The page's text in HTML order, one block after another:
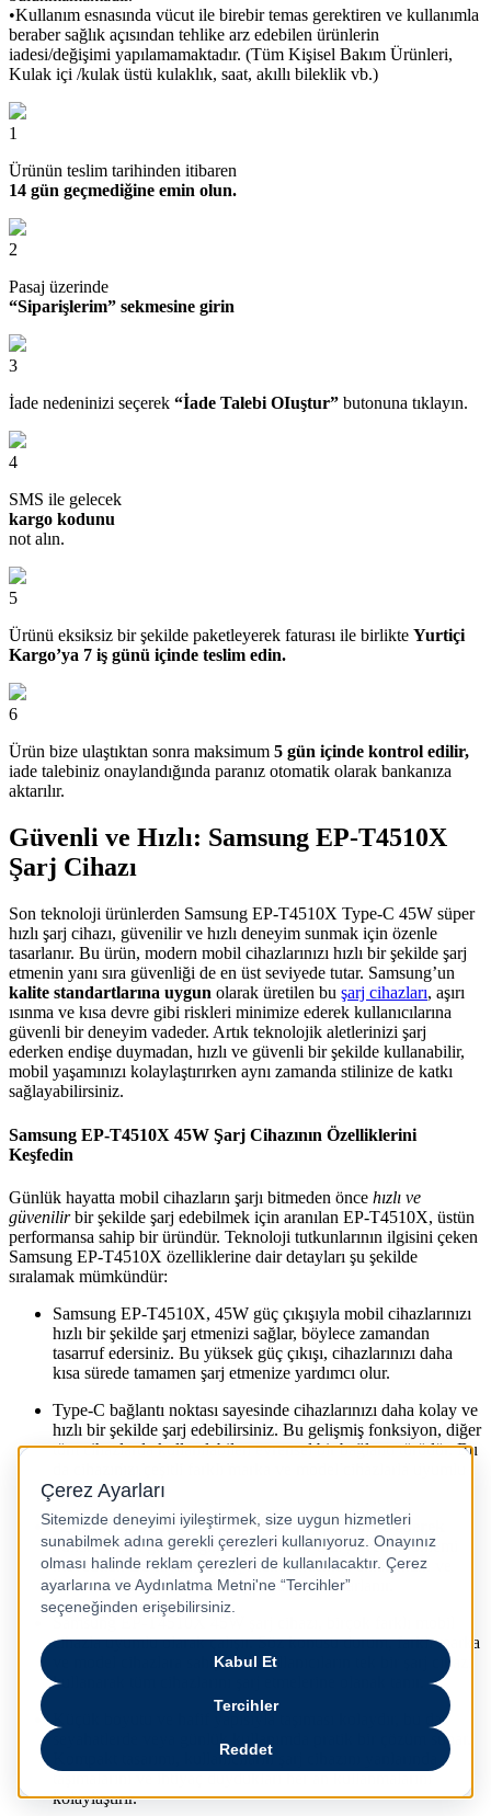
•Kullanım esnasında vücut ile birebir temas gerektiren ve kullanımla
beraber sağlık açısından tehlike arz edebilen ürünlerin
iadesi/değişimi yapılamamaktadır. (Tüm Kişisel Bakım Ürünleri,
Kulak içi /kulak üstü kulaklık, saat, akıllı bileklik vb.)
1
Ürünün teslim tarihinden itibaren
14 gün geçmediğine emin olun.
2
Pasaj üzerinde
“Siparişlerim” sekmesine girin
3
İade nedeninizi seçerek “İade Talebi OIuştur” butonuna tıklayın.
4
SMS ile gelecek
kargo kodunu
not alın.
5
Ürünü eksiksiz bir şekilde paketleyerek faturası ile birlikte Yurtiçi
Kargo’ya 7 iş günü içinde teslim edin.
6
Ürün bize ulaştıktan sonra maksimum 5 gün içinde kontrol edilir,
iade talebiniz onaylandığında paranız otomatik olarak bankanıza
aktarılır.
Güvenli ve Hızlı: Samsung EP-T4510X
Şarj Cihazı
Son teknoloji ürünlerden Samsung EP-T4510X Type-C 45W süper
hızlı şarj cihazı, güvenilir ve hızlı deneyim sunmak için özenle
tasarlanır. Bu ürün, modern mobil cihazlarınızı hızlı bir şekilde şarj
etmenin yanı sıra güvenliği de en üst seviyede tutar. Samsung’un
kalite standartlarına uygun olarak üretilen bu şarj cihazları, aşırı
ısınma ve kısa devre gibi riskleri minimize ederek kullanıcılarına
güvenli bir deneyim vadeder. Artık teknolojik aletlerinizi şarj
ederken endişe duymadan, hızlı ve güvenli bir şekilde kullanabilir,
mobil yaşamınızı kolaylaştırırken aynı zamanda stilinize de katkı
sağlayabilirsiniz.
Samsung EP-T4510X 45W Şarj Cihazının Özelliklerini
Keşfedin
Günlük hayatta mobil cihazların şarjı bitmeden önce hızlı ve
güvenilirbir şekilde şarj edebilmek için aranılan EP-T4510X, üstün
performansa sahip bir üründür. Teknoloji tutkunlarının ilgisini çeken
Samsung EP-T4510X özelliklerine dair detayları şu şekilde
sıralamak mümkündür:
Samsung EP-T4510X, 45W güç çıkışıyla mobil cihazlarınızı
hızlı bir şekilde şarj etmenizi sağlar, böylece zamandan
tasarruf edersiniz. Bu yüksek güç çıkışı, cihazlarınızı daha
kısa sürede tamamen şarj etmenize yardımcı olur.
Type-C bağlantı noktası sayesinde cihazlarınızı daha kolay ve
hızlı bir şekilde şarj edebilirsiniz. Bu gelişmiş fonksiyon, diğer
tüm cihazlarda kullanılabilen evrensel bir bağlantı türüdür. Bu
hâle getirir.
Aşırı ısınma ve kısa devre gibiriskleri minimize ederek
kullanıcıların güvenliğini sağlayan bir dizi güvenlik önlemi
mevcuttur. Bu faydalar, şarj işlemi sırasında cihazınızın ve
kullanıcıların güvenliğini sağlamak için tasarlanır.
Samsung EP-T4510X 45W şarj cihazı, birçok farklı mobil
cihazla uyumlu olarak çalışır. Söz konusu durum, farklı marka
ve model cihazlara sahip olan kullanıcıların tek bir şarj cihazı
kullanarak tüm cihazlarını şarj etmelerine olanak tanır.
Küçük boyutu ve hafif yapısıyla taşıması kolaydır, bu da
seyahatlerde veya günlük kullanımda pratik bir çözüm sunar.
Kompakt tasarımı, kullanıcıların şarj cihazını yanlarında
kolaylaştırır.